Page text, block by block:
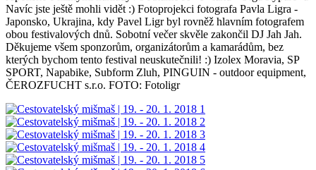
Navíc jste ještě mohli vidět :) Fotoprojekci fotografa Pavla Ligra -
Japonsko, Ukrajina, kdy Pavel Ligr byl rovněž hlavním fotografem
obou festivalových dnů. Sobotní večer skvěle zakončil DJ Jah Jah.
Děkujeme všem sponzorům, organizátorům a kamarádům, bez
kterých bychom tento festival neuskutečnili! :) Izolex Moravia, SP
SPORT, Napabike, Subform Zluh, PINGUIN - outdoor equipment,
ČEROZFUCHT s.r.o. FOTO: Fotoligr